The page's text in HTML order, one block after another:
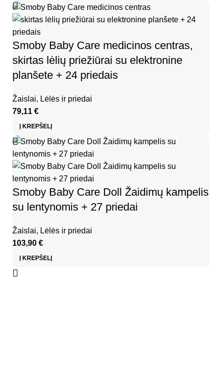
Smoby Baby Care medicinos centras,
skirtas lėlių priežiūrai su elektronine
planšete + 24 priedais
Žaislai, Lėlės ir priedai
79,11 €
Į KREPŠELĮ
Smoby Baby Care Doll Žaidimų kampelis
su lentynomis + 27 priedai
Žaislai, Lėlės ir priedai
103,90 €
Į KREPŠELĮ